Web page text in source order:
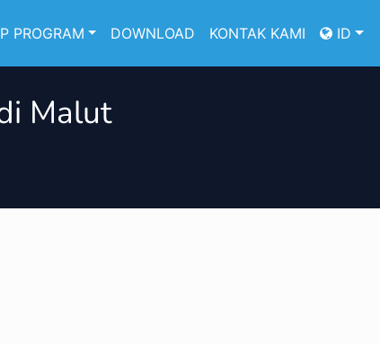
PROGRAM DOWNLOAD KONTAK KAMI ID
Malut